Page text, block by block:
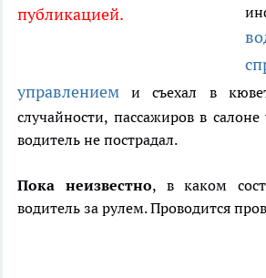
публикацией.
управлением и съехал в
случайности, пассажиров в
водитель не пострадал.
Пока неизвестно, в каком
водитель за рулем. Проводится